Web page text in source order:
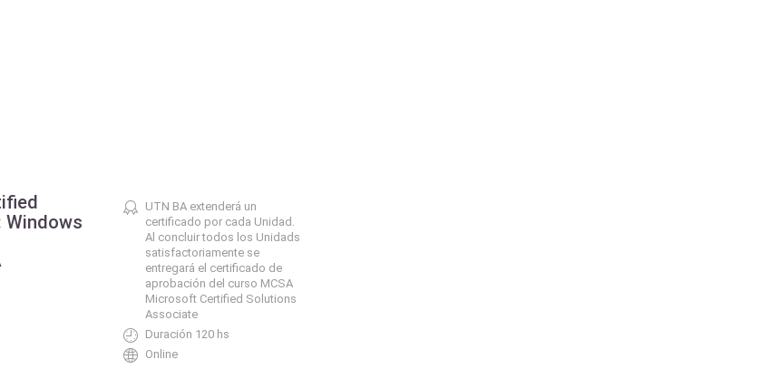
Windows
UTN BA extenderá un
certificado por cada Unidad.
Al concluir todos los Unidads
satisfactoriamente se
entregará el certificado de
aprobación del curso MCSA
Microsoft Certified Solutions
Associate
Duración 120 hs
Online